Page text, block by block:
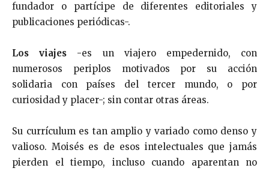
fundador o partícipe de diferentes editoriales y
publicaciones periódicas-.
Los viajes -es un viajero empedernido, con
numerosos periplos motivados por su acción
solidaria con países del tercer mundo, o por
curiosidad y placer-; sin contar otras áreas.
Su currículum es tan amplio y variado como denso y
valioso. Moisés es de esos intelectuales que jamás
pierden el tiempo, incluso cuando aparentan no